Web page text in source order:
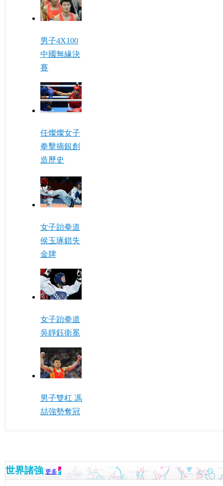
男子4X100
中國無緣決
賽
任燦燦女子
拳擊摘銀創
造歷史
女子跆拳道
侯玉琢錯失
金牌
女子跆拳道
吳靜鈺衛冕
男子雙杠 馮
喆強勢奪冠
世界諸強 更多